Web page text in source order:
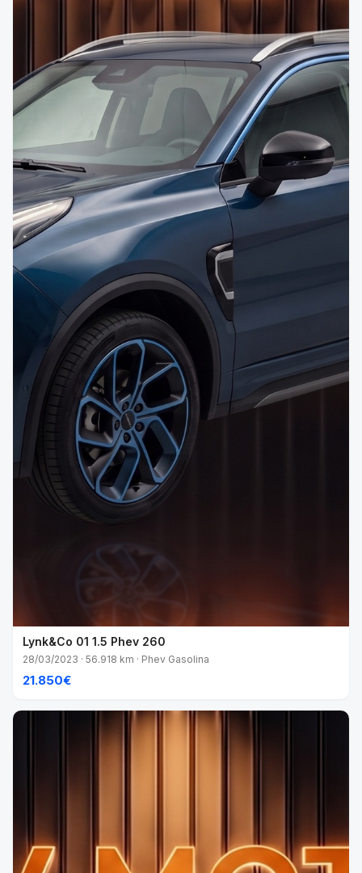
Lynk&Co 01 1.5 Phev 260
28/03/2023 · 56.918 km · Phev Gasolina
21.850€